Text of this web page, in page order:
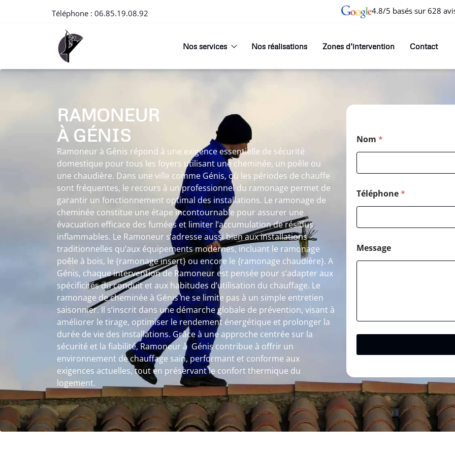
Téléphone : 06.85.19.08.92 4.8/5 basés sur 628
Nos services Nos réalisations Zones d’intervention Contact
RAMONEUR
À GÉNIS
Ramoneur à Génis répond à une exigence essentielle de sécurité
domestique pour tous les foyers utilisant une cheminée, un poêle ou
une chaudière. Dans une ville comme Génis, où les périodes de chauffe
sont fréquentes, le recours à un professionnel du ramonage permet de
garantir un fonctionnement optimal des installations. Le ramonage de
cheminée constitue une étape incontournable pour assurer une
évacuation efficace des fumées et limiter l’accumulation de résidus
inflammables. Le Ramoneur s’adresse aussi bien aux installations
traditionnelles qu’aux équipements modernes, incluant le ramonage
poêle à bois, le {ramonage insert} ou encore le {ramonage chaudière}. A
Génis, chaque intervention de Ramoneur est pensée pour s’adapter aux
spécificités du conduit et aux habitudes d’utilisation du chauffage. Le
ramonage de cheminée à Génis ne se limite pas à un simple entretien
saisonnier. Il s’inscrit dans une démarche globale de prévention, visant à
améliorer le tirage, optimiser le rendement énergétique et prolonger la
durée de vie des installations. Grâce à une approche centrée sur la
sécurité et la fiabilité, Ramoneur à Génis contribue à offrir un
environnement de chauffage sain, performant et conforme aux
exigences actuelles, tout en préservant le confort thermique du
logement.
Nom *
Téléphone*
Message